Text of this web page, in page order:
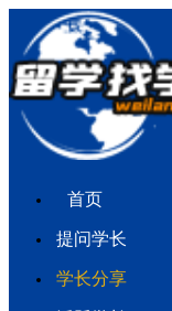
首页
提问学长
学长分享